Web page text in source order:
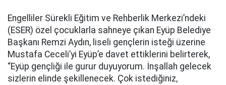
Engelliler Sürekli Eğitim ve Rehberlik Merkezi’ndeki
(ESER) özel çocuklarla sahneye çıkan Eyüp Belediye
Başkanı Remzi Aydın, liseli gençlerin isteği üzerine
Mustafa Ceceli’yi Eyüp’e davet ettiklerini belirterek,
“Eyüp gençliği ile gurur duyuyorum. İnşallah gelecek
sizlerin elinde şekillenecek. Çok istediğiniz,